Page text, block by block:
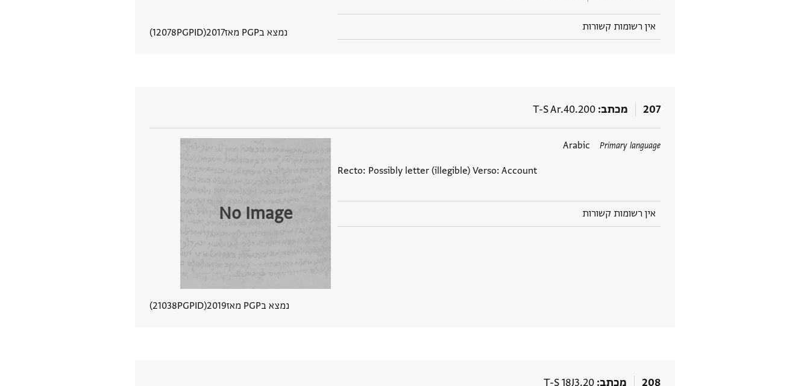
אין רשומות קשורות נמצא בPGP מאז 2017
PGPID
12078
207 מכתב T-S Ar.40.200
Primary language
Arabic
Recto: Possibly letter (illegible) Verso: Account
אין רשומות קשורות No Image
נמצא בPGP מאז 2019
PGPID
21038
208 מכתב T-S 18J3.20